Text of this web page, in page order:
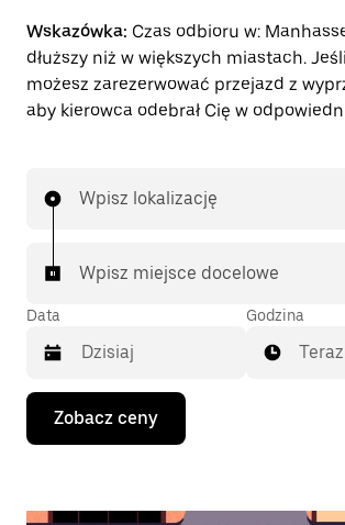
Wskazówka: Czas odbioru w:
dłuższy niż w większych miastach.
możesz zarezerwować przejazd z
aby kierowca odebrał Cię w
Wpisz lokalizację
Wpisz miejsce docelowe
Data
Naciśnij
klawisz
strzałki
Godzina
Teraz
Zobacz ceny